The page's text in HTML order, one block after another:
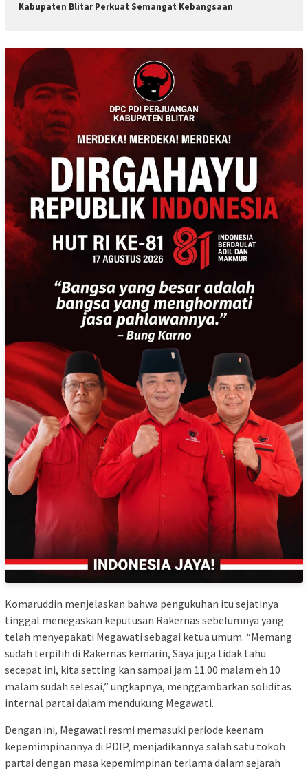
Kabupaten Blitar Perkuat Semangat Kebangsaan
Komaruddin menjelaskan bahwa pengukuhan itu sejatinya
tinggal menegaskan keputusan Rakernas sebelumnya yang
telah menyepakati Megawati sebagai ketua umum. “Memang
sudah terpilih di Rakernas kemarin, Saya juga tidak tahu
secepat ini, kita setting kan sampai jam 11.00 malam eh 10
malam sudah selesai,” ungkapnya, menggambarkan soliditas
internal partai dalam mendukung Megawati.
Dengan ini, Megawati resmi memasuki periode keenam
kepemimpinannya di PDIP, menjadikannya salah satu tokoh
partai dengan masa kepemimpinan terlama dalam sejarah